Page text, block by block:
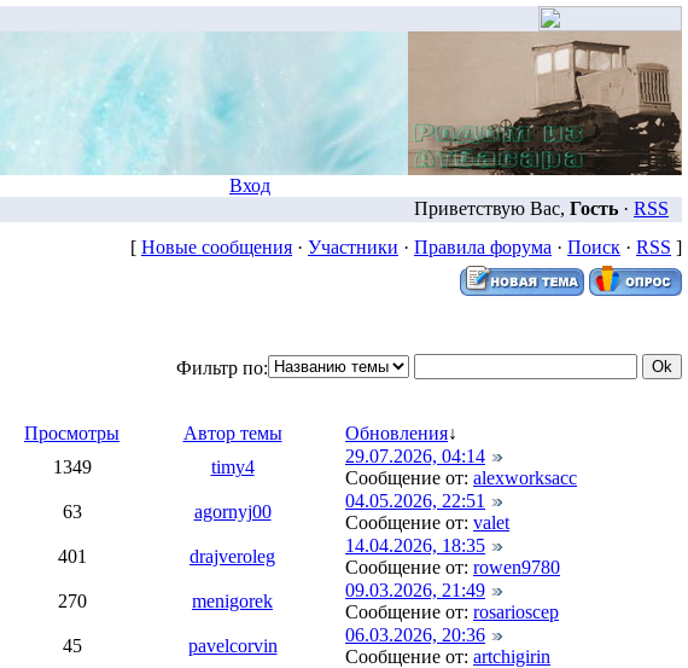
Вход
Приветствую Вас, Гость · RSS
[ Новые сообщения · Участники · Правила форума · Поиск · RSS ]
Фильтр по:
Просмотры Автор темы Обновления↓
1349 timy4
29.07.2026, 04:14
Сообщение от: alexworksacc
63 agornyj00
04.05.2026, 22:51
Сообщение от: valet
401 drajveroleg
14.04.2026, 18:35
Сообщение от: rowen9780
270 menigorek
09.03.2026, 21:49
Сообщение от: rosarioscep
45 pavelcorvin
06.03.2026, 20:36
Сообщение от: artchigirin